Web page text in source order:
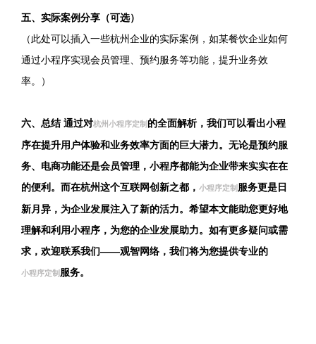
五、实际案例分享（可选）
（此处可以插入一些杭州企业的实际案例，如某餐饮企业如何
通过小程序实现会员管理、预约服务等功能，提升业务效
率。）
六、总结 通过对杭州小程序定制 的全面解析，我们可以看出小程
序在提升用户体验和业务效率方面的巨大潜力。无论是预约服
务、电商功能还是会员管理，小程序都能为企业带来实实在在
的便利。而在杭州这个互联网创新之都， 小程序定制 服务更是日
新月异，为企业发展注入了新的活力。希望本文能助您更好地
理解和利用小程序，为您的企业发展助力。如有更多疑问或需
求，欢迎联系我们——观智网络，我们将为您提供专业的
小程序定制 服务。